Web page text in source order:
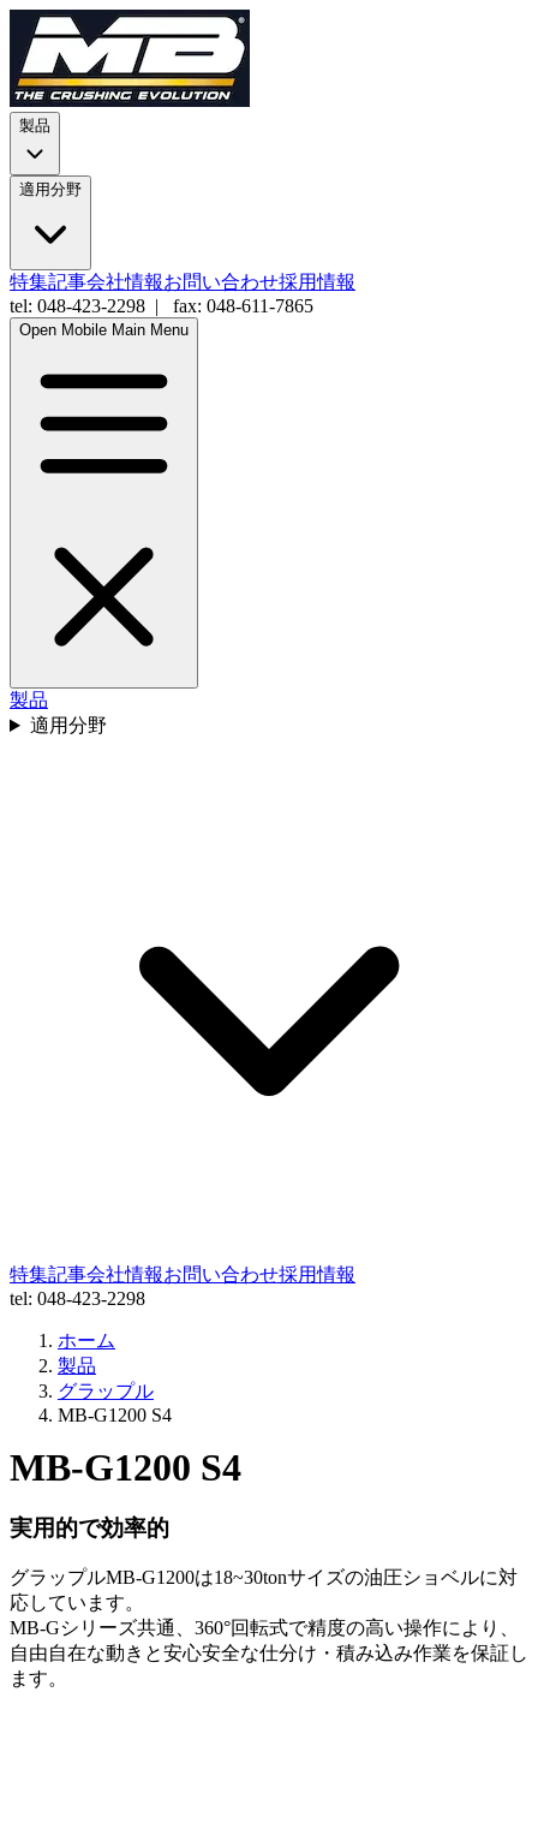
製品
適用分野
特集記事会社情報お問い合わせ採用情報
tel: 048-423-2298 | fax: 048-611-7865
Open Mobile Main Menu
製品
適用分野
特集記事会社情報お問い合わせ採用情報
tel: 048-423-2298
ホーム
製品
グラップル
MB-G1200 S4
MB-G1200 S4
実用的で効率的
グラップルMB-G1200は18~30tonサイズの油圧ショベルに対
応しています。
MB-Gシリーズ共通、360°回転式で精度の高い操作により、
自由自在な動きと安心安全な仕分け・積み込み作業を保証し
ます。